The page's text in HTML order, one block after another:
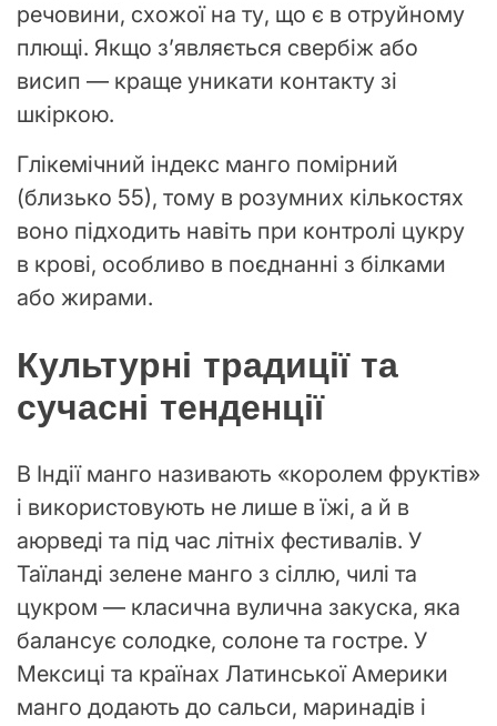
речовини, схожої на ту, що є в отруйному
плющі. Якщо з’являється свербіж або
висип — краще уникати контакту зі
шкіркою.
Глікемічний індекс манго помірний
(близько 55), тому в розумних кількостях
воно підходить навіть при контролі цукру
в крові, особливо в поєднанні з білками
або жирами.
Культурні традиції та
сучасні тенденції
В Індії манго називають «королем фруктів»
і використовують не лише в їжі, а й в
аюрведі та під час літніх фестивалів. У
Таїланді зелене манго з сіллю, чилі та
цукром — класична вулична закуска, яка
балансує солодке, солоне та гостре. У
Мексиці та країнах Латинської Америки
манго додають до сальси, маринадів і